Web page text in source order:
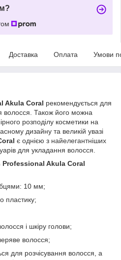
Доставка Оплата Умови
Akula Coral рекомендується для
волосся. Також його можна
розподілу косметики на
дизайну та великій увазі
є однією з найелегантніших
для укладання волосся.
Professional Akula Coral
10 мм;
пластику;
і шкіру голови;
волосся;
для розчісування волосся, а